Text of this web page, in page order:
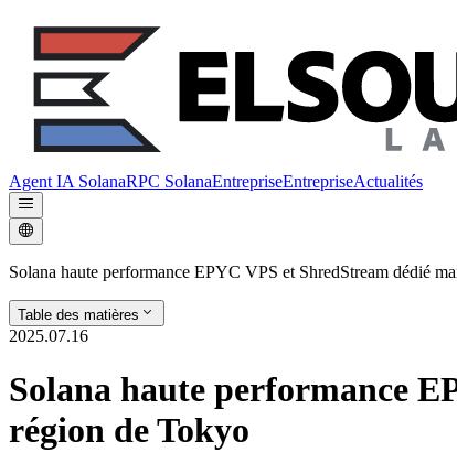
Agent IA SolanaRPC SolanaEntrepriseEntrepriseActualités
Solana haute performance EPYC VPS et ShredStream dédié
Table des matières
2025.07.16
Solana haute performance
région de Tokyo